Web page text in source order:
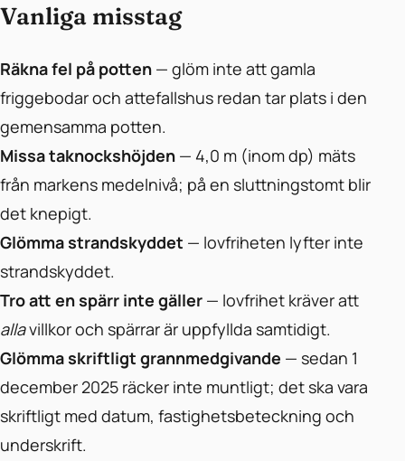
Vanliga misstag
Räkna fel på potten — glöm inte att gamla
friggebodar och attefallshus redan tar plats i den
gemensamma potten.
Missa taknockshöjden — 4,0 m (inom dp) mäts
från markens medelnivå; på en sluttningstomt blir
det knepigt.
Glömma strandskyddet — lovfriheten lyfter inte
strandskyddet.
Tro att en spärr inte gäller — lovfrihet kräver att
allavillkor och spärrar är uppfyllda samtidigt.
Glömma skriftligt grannmedgivande — sedan 1
december 2025 räcker inte muntligt; det ska vara
skriftligt med datum, fastighetsbeteckning och
underskrift.